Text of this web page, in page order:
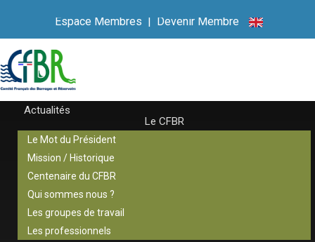
Espace Membres | Devenir Membre
Actualités
Le CFBR
Le Mot du Président
Mission / Historique
Centenaire du CFBR
Qui sommes nous ?
Les groupes de travail
Les professionnels